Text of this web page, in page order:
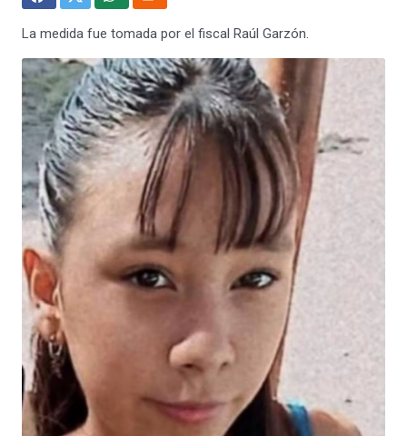
La medida fue tomada por el fiscal Raúl Garzón.